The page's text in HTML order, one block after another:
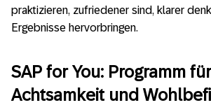
praktizieren, zufriedener sind, klarer
Ergebnisse hervorbringen.
SAP for You: Programm für
Achtsamkeit und